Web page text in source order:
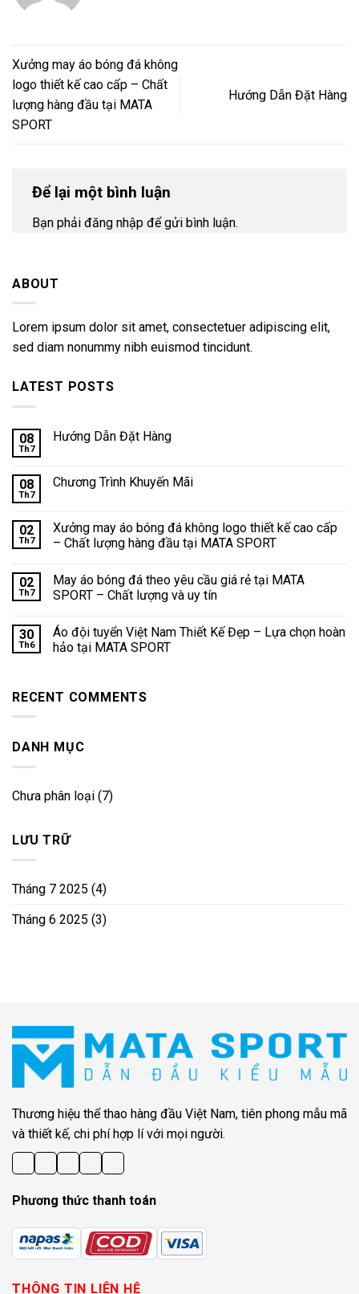
Xưởng may áo bóng đá không
logo thiết kế cao cấp – Chất
lượng hàng đầu tại MATA
SPORT
Hướng Dẫn Đặt Hàng
Để lại một bình luận
Bạn phải đăng nhập để gửi bình luận.
ABOUT
Lorem ipsum dolor sit amet, consectetuer adipiscing elit,
sed diam nonummy nibh euismod tincidunt.
LATEST POSTS
08
Th7
Hướng Dẫn Đặt Hàng
08
Th7
Chương Trình Khuyến Mãi
02
Th7
Xưởng may áo bóng đá không logo thiết kế cao cấp
– Chất lượng hàng đầu tại MATA SPORT
02
Th7
May áo bóng đá theo yêu cầu giá rẻ tại MATA
SPORT – Chất lượng và uy tín
30
Th6
Áo đội tuyển Việt Nam Thiết Kế Đẹp – Lựa chọn hoàn
hảo tại MATA SPORT
RECENT COMMENTS
DANH MỤC
Chưa phân loại (7)
LƯU TRỮ
Tháng 7 2025 (4)
Tháng 6 2025 (3)
Thương hiệu thể thao hàng đầu Việt Nam, tiên phong mẫu mã
và thiết kế, chi phí hợp lí với mọi người.
Phương thức thanh toán
THÔNG TIN LIÊN HỆ